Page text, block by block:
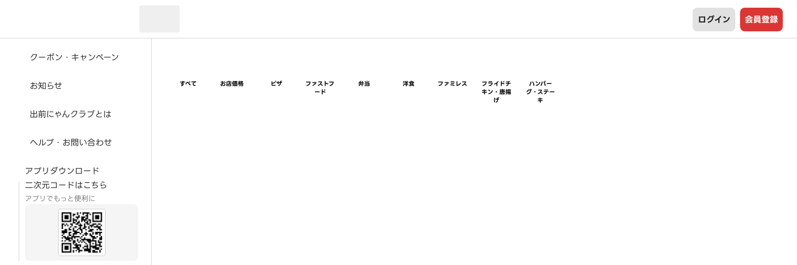
ログイン 会員登録
クーポン・キャンペーン
お知らせ
出前にゃんクラブとは
ヘルプ・お問い合わせ
アプリダウンロード
二次元コードはこちら
アプリでもっと便利に
すべて お店価格 ピザ
ファストフ
ード
弁当 洋食 ファミレス
フライドチ
キン・唐揚
げ
ハンバー
グ・ステー
キ